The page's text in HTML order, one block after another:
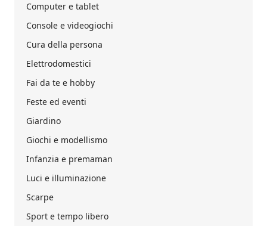
Computer e tablet
Console e videogiochi
Cura della persona
Elettrodomestici
Fai da te e hobby
Feste ed eventi
Giardino
Giochi e modellismo
Infanzia e premaman
Luci e illuminazione
Scarpe
Sport e tempo libero